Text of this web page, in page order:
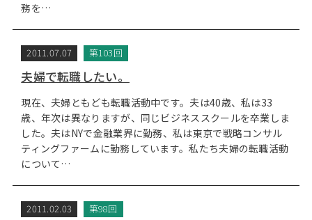
務を…
2011.07.07 第103回
夫婦で転職したい。
現在、夫婦ともども転職活動中です。夫は40歳、私は33
歳、年次は異なりますが、同じビジネススクールを卒業しま
した。夫はNYで金融業界に勤務、私は東京で戦略コンサル
ティングファームに勤務しています。私たち夫婦の転職活動
について…
2011.02.03 第98回